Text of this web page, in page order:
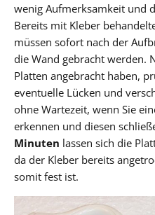
wenig Aufmerksamkeit und
Bereits mit Kleber
müssen sofort nach der
die Wand gebracht werden.
Platten angebracht haben,
eventuelle Lücken und
ohne Wartezeit, wenn Sie
erkennen und diesen
Minuten lassen sich die
da der Kleber bereits
somit fest ist.